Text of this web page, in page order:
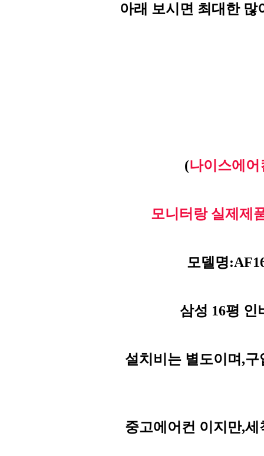
아래 보시면 최대한
(나이스에
모니터랑 실제제
모델명
삼성 16평 인
설치비는 별도이며,
중고에어컨 이지만,